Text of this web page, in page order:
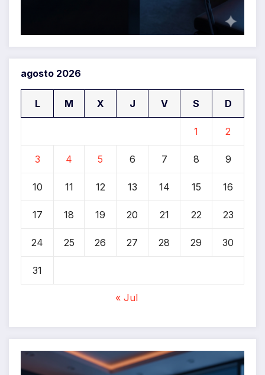
agosto 2026
L M X J V S D
1 2
3 4 5 6 7 8 9
10 11 12 13 14 15 16
17 18 19 20 21 22 23
24 25 26 27 28 29 30
31
« Jul